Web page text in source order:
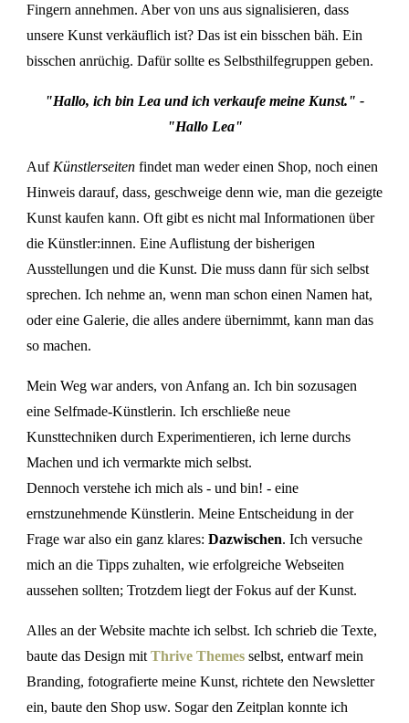
Fingern annehmen. Aber von uns aus signalisieren, dass
unsere Kunst verkäuflich ist? Das ist ein bisschen bäh. Ein
bisschen anrüchig. Dafür sollte es Selbsthilfegruppen geben.
"Hallo, ich bin Lea und ich verkaufe meine Kunst." -
"Hallo Lea"
Auf Künstlerseiten findet man weder einen Shop, noch einen
Hinweis darauf, dass, geschweige denn wie, man die gezeigte
Kunst kaufen kann. Oft gibt es nicht mal Informationen über
die Künstler:innen. Eine Auflistung der bisherigen
Ausstellungen und die Kunst. Die muss dann für sich selbst
sprechen. Ich nehme an, wenn man schon einen Namen hat,
oder eine Galerie, die alles andere übernimmt, kann man das
so machen.
Mein Weg war anders, von Anfang an. Ich bin sozusagen
eine Selfmade-Künstlerin. Ich erschließe neue
Kunsttechniken durch Experimentieren, ich lerne durchs
Machen und ich vermarkte mich selbst.
Dennoch verstehe ich mich als - und bin! - eine
ernstzunehmende Künstlerin. Meine Entscheidung in der
Frage war also ein ganz klares: Dazwischen. Ich versuche
mich an die Tipps zuhalten, wie erfolgreiche Webseiten
aussehen sollten; Trotzdem liegt der Fokus auf der Kunst.
Alles an der Website machte ich selbst. Ich schrieb die Texte,
baute das Design mit Thrive Themes selbst, entwarf mein
Branding, fotografierte meine Kunst, richtete den Newsletter
ein, baute den Shop usw. Sogar den Zeitplan konnte ich